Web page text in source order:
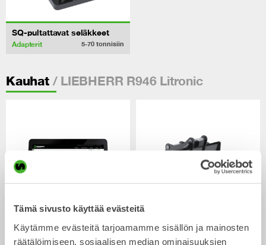
Tämä sivusto käyttää evästeitä
Käytämme evästeitä tarjoamamme sisällön ja mainosten
räätälöimiseen, sosiaalisen median ominaisuuksien
SQ-pultattavat seläkkeet
Adapterit 5-70 tonnisiin
Kauhat/ LIEBHERR R946 Litronic
CUSTOM BUILD